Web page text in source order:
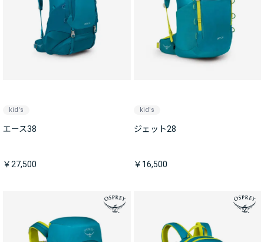
kid's
エース38
￥27,500
kid's
ジェット28
￥16,500